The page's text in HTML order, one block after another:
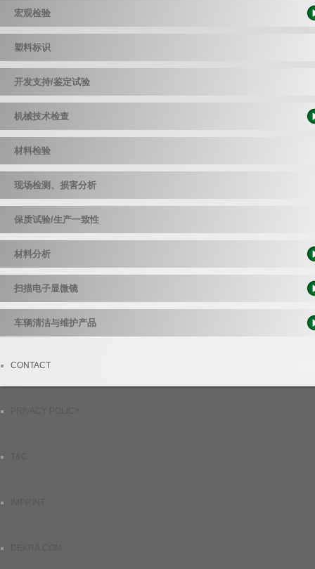
宏观检验
塑料标识
开发支持/鉴定试验
机械技术检查
材料检验
现场检测、损害分析
保质试验/生产一致性
材料分析
扫描电子显微镜
车辆清洁与维护产品
CONTACT